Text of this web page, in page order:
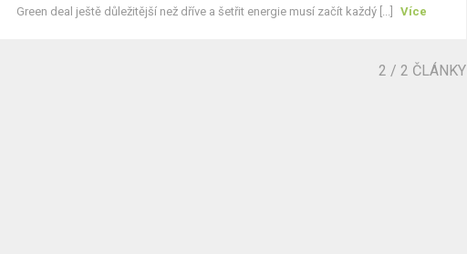
Green deal ještě důležitější než dříve a šetřit energie musí začít každý [...]
Více
2 / 2 ČLÁNKY